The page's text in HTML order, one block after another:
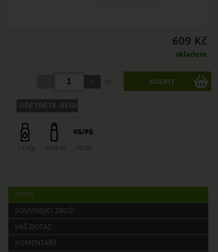
609 Kč
skladem
ks
12 mg 5x10 ml 70/30
POPIS
SOUVISEJÍCÍ ZBOŽÍ
VÁŠ DOTAZ
KOMENTÁŘE